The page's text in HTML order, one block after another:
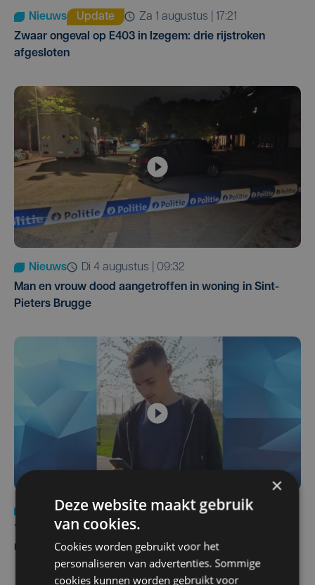
Nieuws Update
za 1 augustus | 17:21
Zwaar ongeval op E403 in Izegem: drie rijstroken
afgesloten
Nieuws
di 4 augustus | 09:32
Man en vrouw dood aangetroffen in woning in Sint-
Pieters Brugge
Nieuws
do 6 augustus | 21:30
Yaro (19), slachtoffer van vechtpartij, is na
maandenlange coma overleden
×
Deze website maakt gebruik
van cookies.
Cookies worden gebruikt voor het
personaliseren van advertenties. Sommige
cookies kunnen worden gebruikt voor